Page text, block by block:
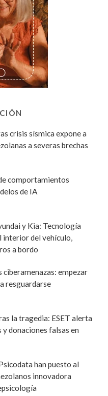
crisis sísmica expone a
a severas brechas
comportamientos
de IA
y Kia: Tecnología
interior del vehículo,
a bordo
ciberamenazas: empezar
resguardarse
la tragedia: ESET alerta
donaciones falsas en
han puesto al
innovadora